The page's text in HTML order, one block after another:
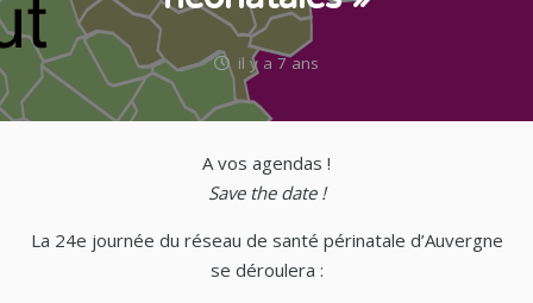
il y a 7 ans
A vos agendas !
Save the date !
La 24e journée du réseau de santé périnatale d’Auvergne
se déroulera :